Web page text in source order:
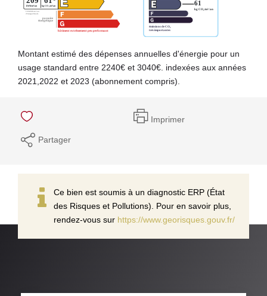
Montant estimé des dépenses annuelles d'énergie pour un
usage standard entre 2240€ et 3040€. indexées aux années
2021,2022 et 2023 (abonnement compris).
Imprimer
Partager
Ce bien est soumis à un diagnostic ERP (État
des Risques et Pollutions). Pour en savoir plus,
rendez-vous sur https://www.georisques.gouv.fr/